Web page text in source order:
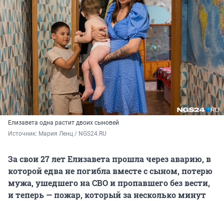
Елизавета одна растит двоих сыновей
Источник: Мария Ленц / NGS24.RU
За свои 27 лет Елизавета прошла через аварию, в
которой едва не погибла вместе с сыном, потерю
мужа, ушедшего на СВО и пропавшего без вести,
и теперь — пожар, который за несколько минут